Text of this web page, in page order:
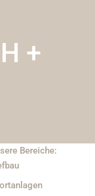
+
Bereiche: